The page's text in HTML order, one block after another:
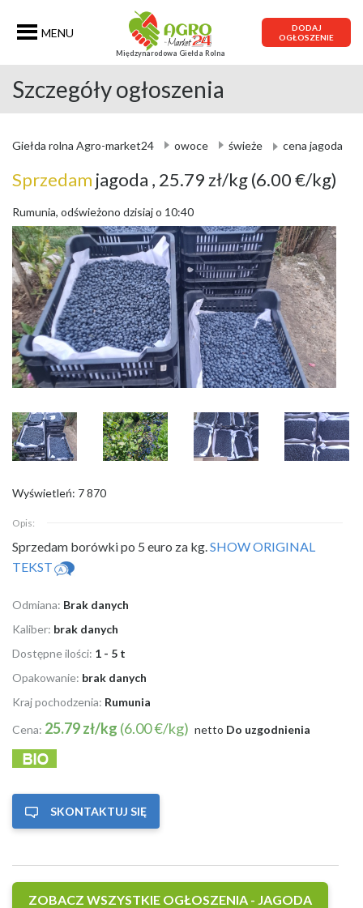
MENU
Międzynarodowa Giełda Rolna
DODAJ
OGŁOSZENIE
Szczegóły ogłoszenia
Giełda rolna Agro-market24 owoce świeże cena jagoda
Sprzedam jagoda , 25.79 zł/kg(6.00 €/kg)
Rumunia, odświeżono dzisiaj o 10:40
Wyświetleń: 7 870
Opis:
Sprzedam borówki po 5 euro za kg. SHOW ORIGINAL
TEKST
Odmiana: Brak danych
Kaliber: brak danych
Dostępne ilości: 1 - 5 t
Opakowanie: brak danych
Kraj pochodzenia: Rumunia
Cena: 25.79 zł/kg (6.00 €/kg) netto Do uzgodnienia
SKONTAKTUJ SIĘ
ZOBACZ WSZYSTKIE OGŁOSZENIA - JAGODA